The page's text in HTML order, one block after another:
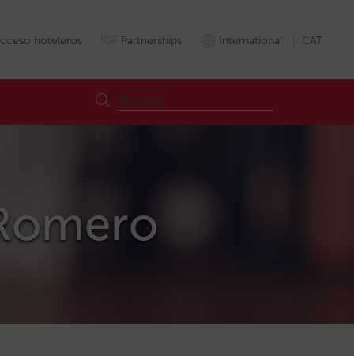
hoteleros Partnerships International CAT